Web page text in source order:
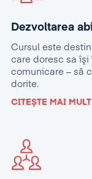
Dezvoltarea
Cursul este
care doresc sa
comunicare – să
dorite.
CITEȘTE MAI MULT